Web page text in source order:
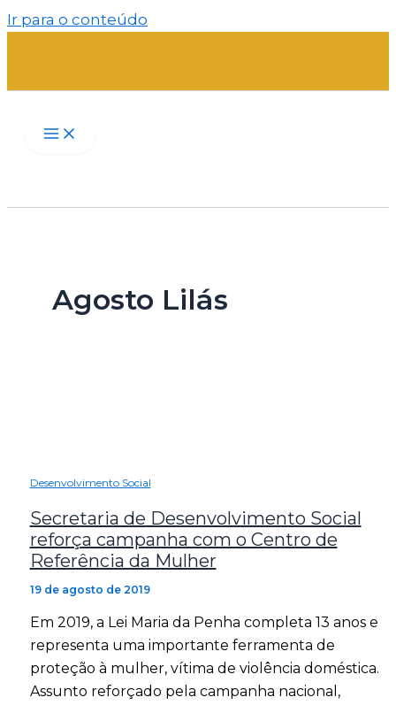
Ir para o conteúdo
Agosto Lilás
Desenvolvimento Social
Secretaria de Desenvolvimento Social
reforça campanha com o Centro de
Referência da Mulher
19 de agosto de 2019
Em 2019, a Lei Maria da Penha completa 13 anos e
representa uma importante ferramenta de
proteção à mulher, vítima de violência doméstica.
Assunto reforçado pela campanha nacional,